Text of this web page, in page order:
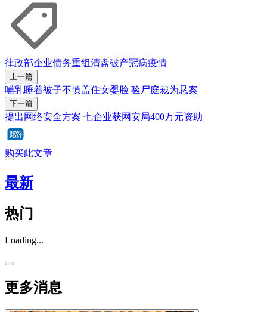
律政部企业债务重组清盘破产冠病疫情
上一篇
哺乳睡着被子不慎盖住女婴脸 验尸庭裁为悬案
下一篇
提出网络安全方案 七企业获网安局400万元资助
购买此文章
最新
热门
Loading...
更多消息